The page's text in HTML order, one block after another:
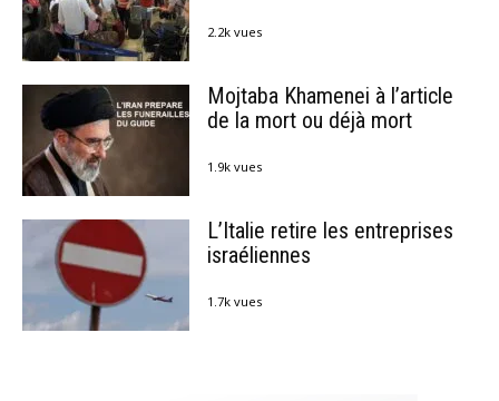
2.2k vues
Mojtaba Khamenei à l’article
de la mort ou déjà mort
1.9k vues
L’Italie retire les entreprises
israéliennes
1.7k vues